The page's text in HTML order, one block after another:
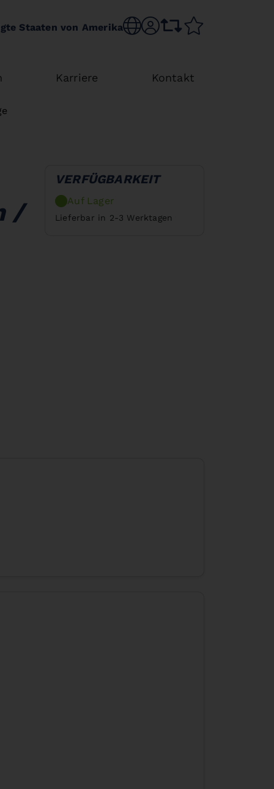
Staaten von Amerika Sprache wechseln
sr.accountVergleichsliste
Karriere Kontakt
/
VERFÜGBARKEIT
Auf Lager
Lieferbar in 2-3 Werktagen